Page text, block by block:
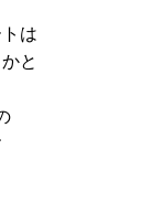
は
と